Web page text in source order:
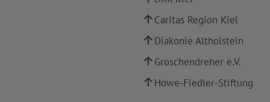
Caritas Region Kiel
Diakonie Altholstein
Groschendreher e.V.
Howe-Fiedler-Stiftung